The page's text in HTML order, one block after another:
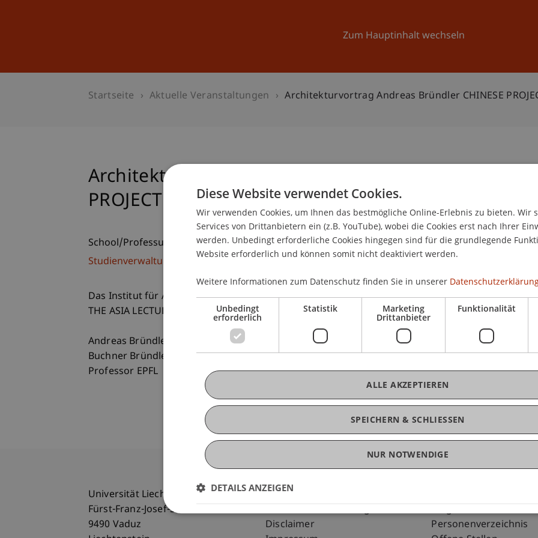
Zum Hauptinhalt wechseln
Universität Aktuelles
Startseite Aktuelle Veranstaltungen Architekturvortrag Andreas Bründler CHINESE
Architekturvortrag Andreas Bründler CHINESE
PROJECTS
School/Professur:
Studienverwaltung Bachelorstudiengang Architektur
Das Institut für Architektur und Raumentwicklung präsentiert:
THE ASIA LECTURE SERIES 2009
Andreas Bründler - Architekt
Buchner Bründler Architects, Basel
Professor EPFL
Universität Liechtenstein
Fürst-Franz-Josef-Strasse
9490 Vaduz
Fußzeile Rechtliche Hinweise
Rechtssammlung
Disclaimer
Fußzeile
Personenverzeichnis
Diese Website verwendet Cookies.
Wir verwenden Cookies, um Ihnen das bestmögliche Online-Erlebnis zu bieten. Wir
Services von Drittanbietern ein (z.B. YouTube), wobei die Cookies erst nach Ihrer
werden. Unbedingt erforderliche Cookies hingegen sind für die grundlegende
Website erforderlich und können somit nicht deaktiviert werden.
Weitere Informationen zum Datenschutz finden Sie in unserer
Unbedingt
erforderlich
Statistik Marketing
Drittanbieter
Funktionalität
SPEICHERN & SCHLIESSEN
ALLE AKZEPTIEREN
NUR NOTWENDIGE
DETAILS ANZEIGEN